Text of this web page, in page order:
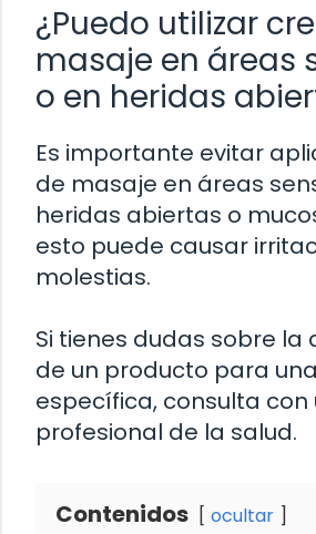
¿Puedo utilizar
masaje en áreas
o en heridas
Es importante evitar
de masaje en áreas
heridas abiertas o
esto puede causar
molestias.
Si tienes dudas sobre la
de un producto para
específica, consulta con
profesional de la salud.
Contenidos ocultar